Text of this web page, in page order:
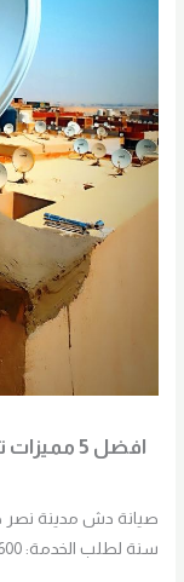
افضل 5
سنة لطلب الخدمة: 01024856600